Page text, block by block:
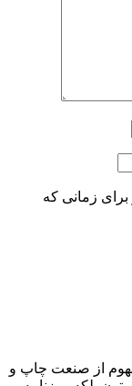
زمانی که
از صنعت چاپ و